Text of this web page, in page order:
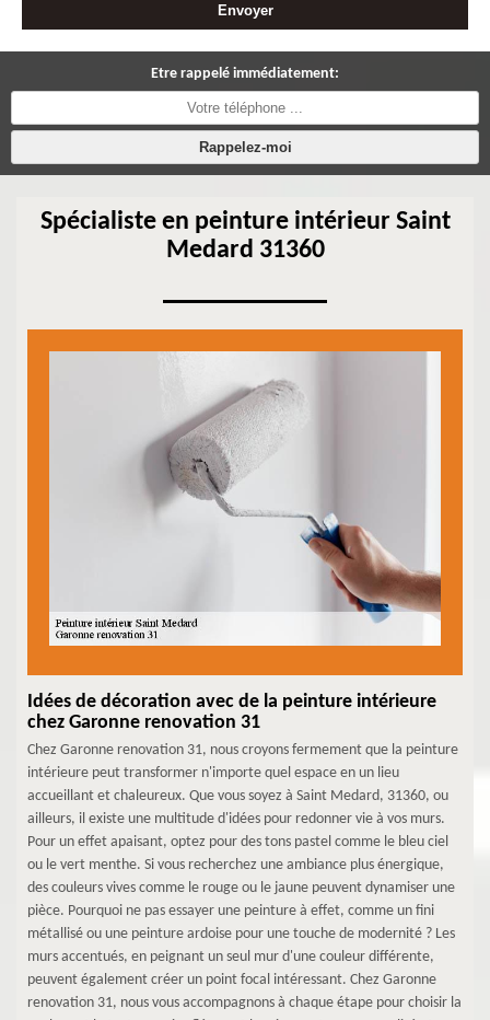
Etre rappelé immédiatement:
Spécialiste en peinture intérieur Saint
Medard 31360
Idées de décoration avec de la peinture intérieure
chez Garonne renovation 31
Chez Garonne renovation 31, nous croyons fermement que la peinture
intérieure peut transformer n'importe quel espace en un lieu
accueillant et chaleureux. Que vous soyez à Saint Medard, 31360, ou
ailleurs, il existe une multitude d'idées pour redonner vie à vos murs.
Pour un effet apaisant, optez pour des tons pastel comme le bleu ciel
ou le vert menthe. Si vous recherchez une ambiance plus énergique,
des couleurs vives comme le rouge ou le jaune peuvent dynamiser une
pièce. Pourquoi ne pas essayer une peinture à effet, comme un fini
métallisé ou une peinture ardoise pour une touche de modernité ? Les
murs accentués, en peignant un seul mur d'une couleur différente,
peuvent également créer un point focal intéressant. Chez Garonne
renovation 31, nous vous accompagnons à chaque étape pour choisir la